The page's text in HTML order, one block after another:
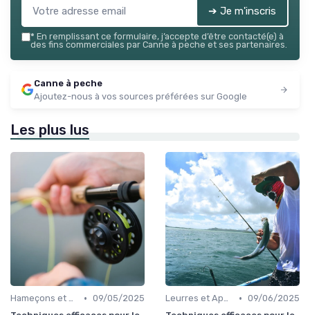
➔ Je m'inscris
* En remplissant ce formulaire, j’accepte d’être contacté(e) à
des fins commerciales par Canne à peche et ses partenaires.
Canne à peche
Ajoutez-nous à vos sources préférées sur Google
Les plus lus
Hameçons et Montages • 09/05/2025
Leurres et Appâts • 09/06/2025